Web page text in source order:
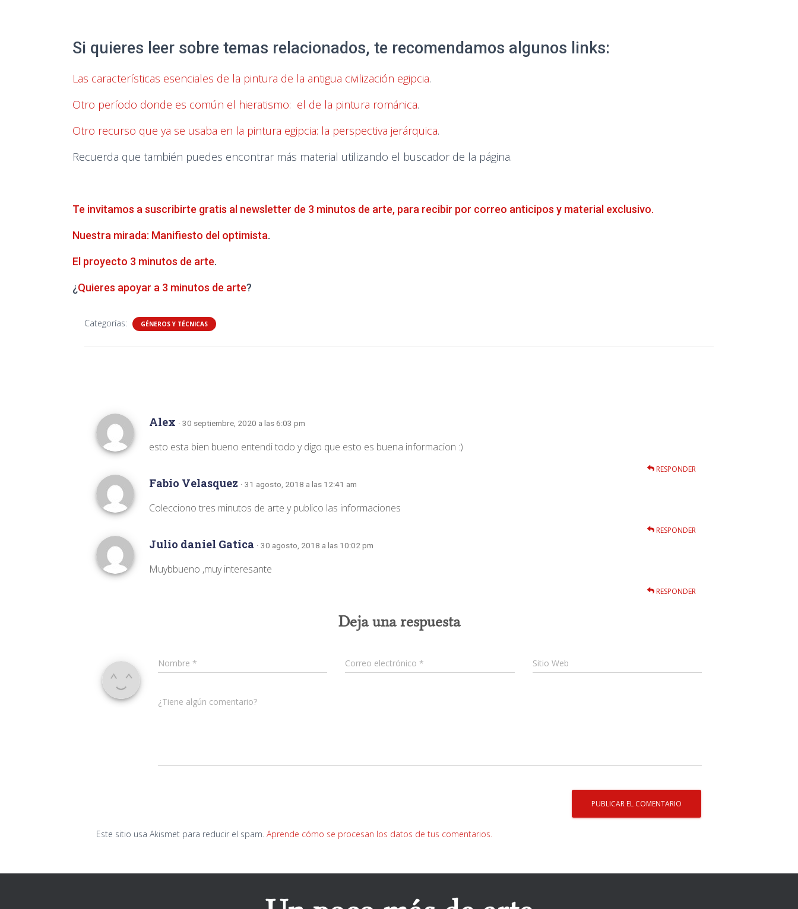
Si quieres leer sobre temas relacionados, te recomendamos algunos links:
Las características esenciales de la pintura de la antigua civilización egipcia.
Otro período donde es común el hieratismo: el de la pintura románica.
Otro recurso que ya se usaba en la pintura egipcia: la perspectiva jerárquica.
Recuerda que también puedes encontrar más material utilizando el buscador de la página.
Te invitamos a suscribirte gratis al newsletter de 3 minutos de arte, para recibir por correo anticipos y material exclusivo.
Nuestra mirada: Manifiesto del optimista.
El proyecto 3 minutos de arte.
¿Quieres apoyar a 3 minutos de arte?
Categorías: GÉNEROS Y TÉCNICAS
Alex · 30 septiembre, 2020 a las 6:03 pm
esto esta bien bueno entendi todo y digo que esto es buena informacion :)
RESPONDER
Fabio Velasquez · 31 agosto, 2018 a las 12:41 am
Colecciono tres minutos de arte y publico las informaciones
RESPONDER
Julio daniel Gatica · 30 agosto, 2018 a las 10:02 pm
Muybbueno ,muy interesante
RESPONDER
Deja una respuesta
Nombre * Correo electrónico * Sitio Web
¿Tiene algún comentario?
Este sitio usa Akismet para reducir el spam. Aprende cómo se procesan los datos de tus comentarios.